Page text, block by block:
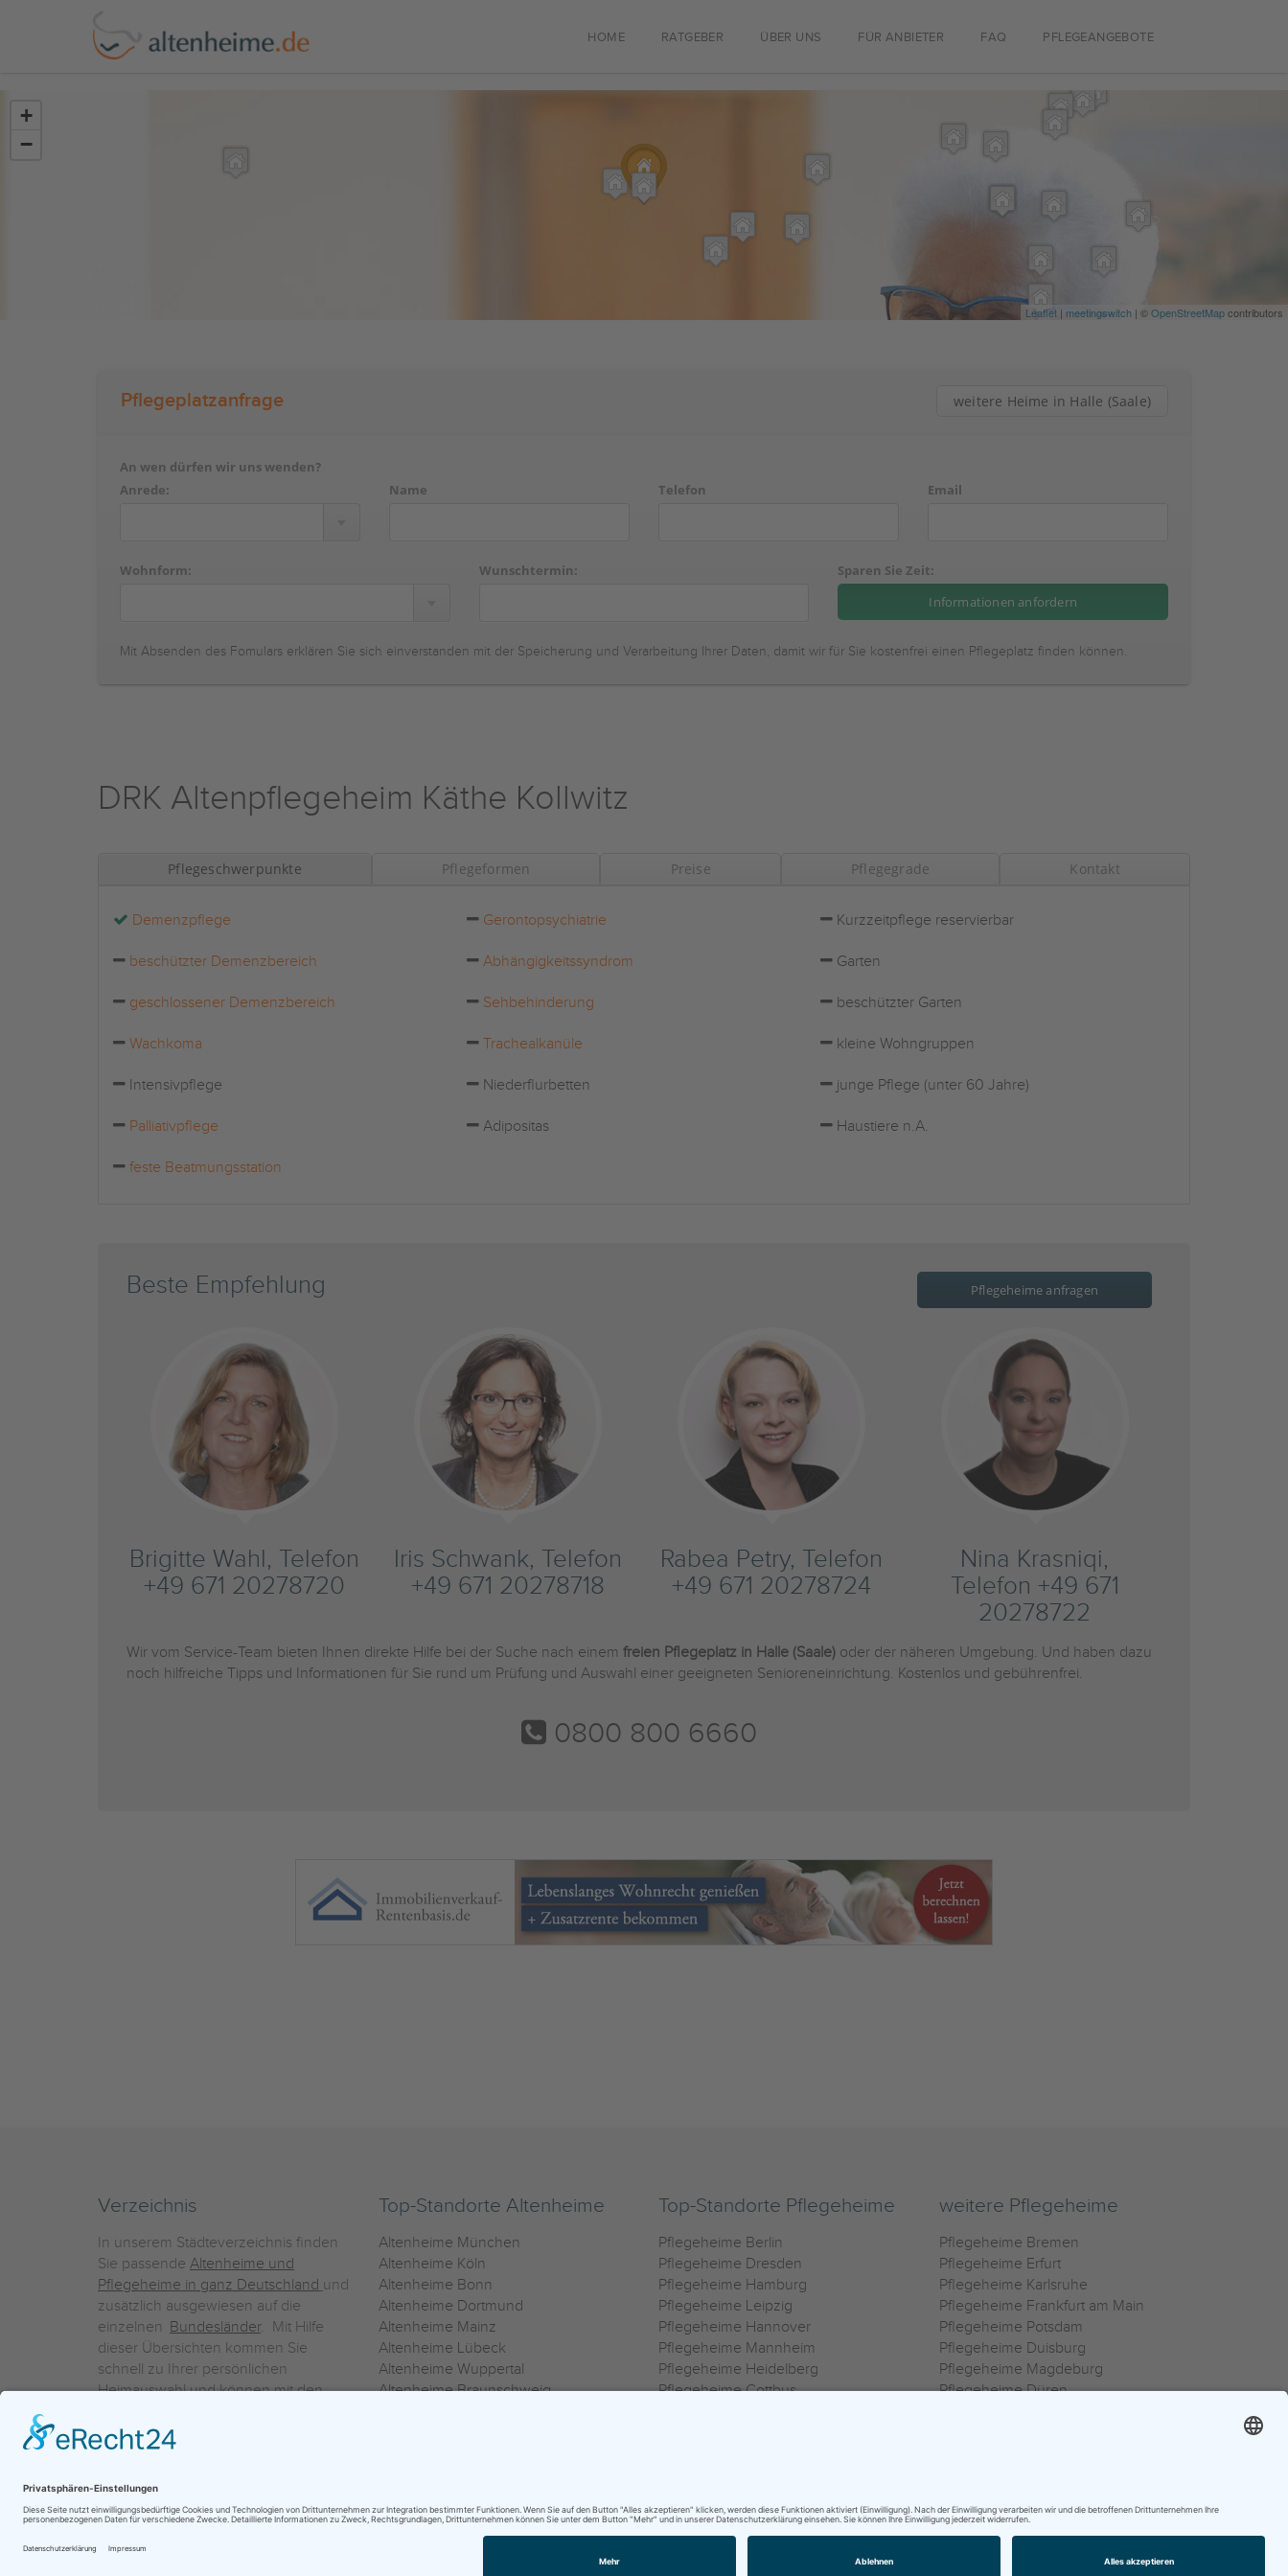
HOME RATGEBER ÜBER UNS FÜR ANBIETER FAQ PFLEGEANGEBOTE
+
−
Leaflet | meetingswitch | ©OpenStreetMapcontributors
Pflegeplatzanfrage weitere Heime in Halle (Saale)
An wen dürfen wir uns wenden?
Anrede:
Name Telefon Email
Wohnform: Wunschtermin: Sparen Sie Zeit:
Mit Absenden des Fomulars erklären Sie sich einverstanden mit der Speicherung und Verarbeitung Ihrer Daten, damit wir für Sie kostenfrei einen Pflegeplatz finden können.
DRK Altenpflegeheim Käthe Kollwitz
Pflegeschwerpunkte Pflegeformen Preise Pflegegrade Kontakt
Demenzpflege Gerontopsychiatrie Kurzzeitpflege reservierbar
beschützter Demenzbereich Abhängigkeitssyndrom Garten
geschlossener Demenzbereich Sehbehinderung beschützter Garten
Wachkoma Trachealkanüle kleine Wohngruppen
Intensivpflege Niederflurbetten junge Pflege (unter 60 Jahre)
Palliativpflege Adipositas Haustiere n.A.
feste Beatmungsstation
Beste Empfehlung Pflegeheime anfragen
Brigitte Wahl, Telefon
+49 671 20278720
Iris Schwank, Telefon
+49 671 20278718
Rabea Petry, Telefon
+49 671 20278724
Nina Krasniqi,
Telefon +49 671
20278722
Wir vom Service-Team bieten Ihnen direkte Hilfe bei der Suche nach einem freien Pflegeplatz in Halle (Saale) oder der näheren Umgebung. Und haben dazu
noch hilfreiche Tipps und Informationen für Sie rund um Prüfung und Auswahl einer geeigneten Senioreneinrichtung. Kostenlos und gebührenfrei.
0800 800 6660
Verzeichnis
In unserem Städteverzeichnis finden
Sie passende Altenheime und
Pflegeheime in ganz Deutschland und
zusätzlich ausgewiesen auf die
einzelnen Bundesländer. Mit Hilfe
dieser Übersichten kommen Sie
schnell zu Ihrer persönlichen
Heimauswahl und können mit den
einzelnen Häuser Leistungsvergleiche
vornehmen.
Top-Standorte Altenheime
Altenheime München
Altenheime Köln
Altenheime Bonn
Altenheime Dortmund
Altenheime Mainz
Altenheime Lübeck
Altenheime Wuppertal
Altenheime Braunschweig
Top-Standorte Pflegeheime
Pflegeheime Berlin
Pflegeheime Dresden
Pflegeheime Hamburg
Pflegeheime Leipzig
Pflegeheime Hannover
Pflegeheime Mannheim
Pflegeheime Heidelberg
Pflegeheime Cottbus
weitere Pflegeheime
Pflegeheime Bremen
Pflegeheime Erfurt
Pflegeheime Karlsruhe
Pflegeheime Frankfurt am Main
Pflegeheime Potsdam
Pflegeheime Duisburg
Pflegeheime Magdeburg
Pflegeheime Düren
0800 800 666 0